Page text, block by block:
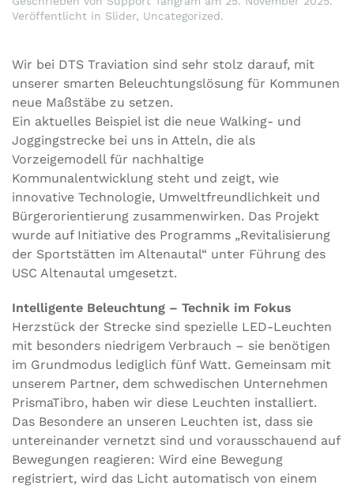
Veröffentlicht in Slider, Uncategorized.
Wir bei DTS Traviation sind sehr stolz darauf, mit
unserer smarten Beleuchtungslösung für Kommunen
neue Maßstäbe zu setzen.
Ein aktuelles Beispiel ist die neue Walking- und
Joggingstrecke bei uns in Atteln, die als
Vorzeigemodell für nachhaltige
Kommunalentwicklung steht und zeigt, wie
innovative Technologie, Umweltfreundlichkeit und
Bürgerorientierung zusammenwirken. Das Projekt
wurde auf Initiative des Programms „Revitalisierung
der Sportstätten im Altenautal“ unter Führung des
USC Altenautal umgesetzt.
Intelligente Beleuchtung – Technik im Fokus
Herzstück der Strecke sind spezielle LED-Leuchten
mit besonders niedrigem Verbrauch – sie benötigen
im Grundmodus lediglich fünf Watt. Gemeinsam mit
unserem Partner, dem schwedischen Unternehmen
PrismaTibro, haben wir diese Leuchten installiert.
Das Besondere an unseren Leuchten ist, dass sie
untereinander vernetzt sind und vorausschauend auf
Bewegungen reagieren: Wird eine Bewegung
registriert, wird das Licht automatisch von einem